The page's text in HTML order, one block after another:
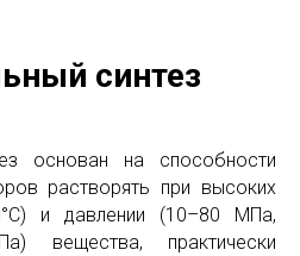
синтез
основан на способности
растворять при высоких
и давлении (10–80 МПа,
вещества, практически